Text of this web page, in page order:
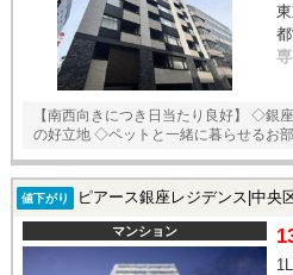
【南西向きにつき日当たり良好】 ◇銀
の好立地 ◇ペットと一緒に暮らせるお
値下がり ピアース銀座レジデンス|中央
マンション